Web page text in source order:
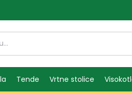
Tende Vrtne stolice